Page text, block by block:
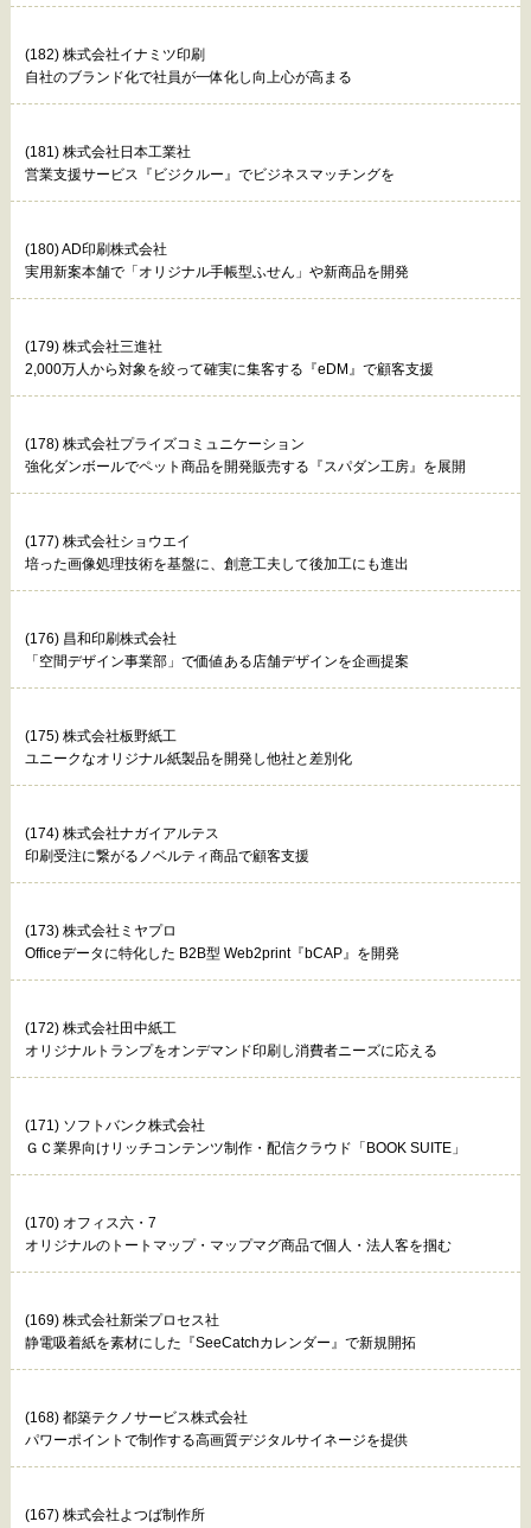
(182) 株式会社イナミツ印刷
自社のブランド化で社員が一体化し向上心が高まる
(181) 株式会社日本工業社
営業支援サービス『ビジクルー』でビジネスマッチングを
(180) AD印刷株式会社
実用新案本舗で「オリジナル手帳型ふせん」や新商品を開発
(179) 株式会社三進社
2,000万人から対象を絞って確実に集客する『eDM』で顧客支援
(178) 株式会社プライズコミュニケーション
強化ダンボールでペット商品を開発販売する『スパダン工房』を展開
(177) 株式会社ショウエイ
培った画像処理技術を基盤に、創意工夫して後加工にも進出
(176) 昌和印刷株式会社
「空間デザイン事業部」で価値ある店舗デザインを企画提案
(175) 株式会社板野紙工
ユニークなオリジナル紙製品を開発し他社と差別化
(174) 株式会社ナガイアルテス
印刷受注に繋がるノベルティ商品で顧客支援
(173) 株式会社ミヤプロ
Officeデータに特化した B2B型 Web2print『bCAP』を開発
(172) 株式会社田中紙工
オリジナルトランプをオンデマンド印刷し消費者ニーズに応える
(171) ソフトバンク株式会社
ＧＣ業界向けリッチコンテンツ制作・配信クラウド「BOOK SUITE」
(170) オフィス六・7
オリジナルのトートマップ・マップマグ商品で個人・法人客を掴む
(169) 株式会社新栄プロセス社
静電吸着紙を素材にした『SeeCatchカレンダー』で新規開拓
(168) 都築テクノサービス株式会社
パワーポイントで制作する高画質デジタルサイネージを提供
(167) 株式会社よつば制作所